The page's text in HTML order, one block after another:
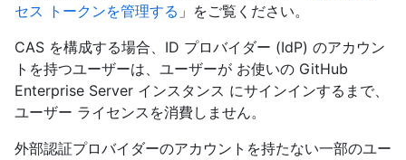
セス トークンを管理する 」をご覧ください。
CAS を構成する場合、ID プロバイダー (IdP) のアカウン
トを持つユーザーは、ユーザーが お使いの GitHub
Enterprise Server インスタンス にサインインするまで、
ユーザー ライセンスを消費しません。
外部認証プロバイダーのアカウントを持たない一部のユー